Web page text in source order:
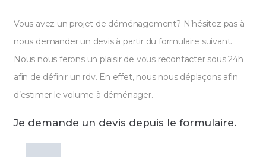
Vous avez un projet de déménagement? N’hésitez pas à
nous demander un devis à partir du formulaire suivant.
Nous nous ferons un plaisir de vous recontacter sous 24h
afin de définir un rdv. En effet, nous nous déplaçons afin
d’estimer le volume à déménager.
Je demande un devis depuis le formulaire.